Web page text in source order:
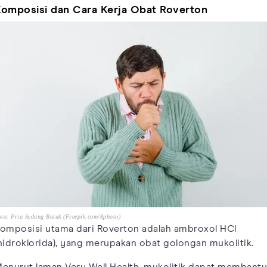
dan Cara Kerja Obat Roverton
Pria Sedang Batuk (Freepik.com/8photo)
utama dari Roverton adalah ambroxol HCl
yang merupakan obat golongan mukolitik.